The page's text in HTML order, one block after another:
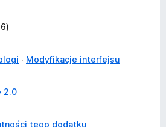
Modyfikacje interfejsu
2.0
tego dodatku